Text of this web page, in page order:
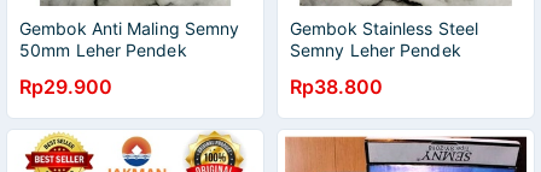
Gembok Anti Maling Semny
50mm Leher Pendek
Rp29.900
Gembok Stainless Steel
Semny Leher Pendek
Rp38.800